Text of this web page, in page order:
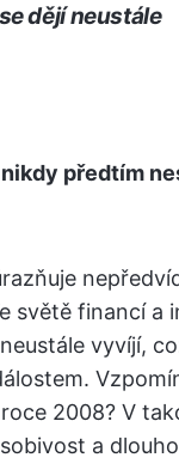
dějí neustále
nikdy předtím
světě financí a
vyvíjí,
2008? V
a